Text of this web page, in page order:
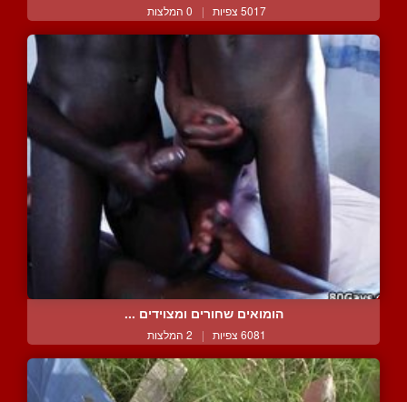
5017 צפיות | 0 המלצות
הומואים שחורים ומצוידים ...
6081 צפיות | 2 המלצות